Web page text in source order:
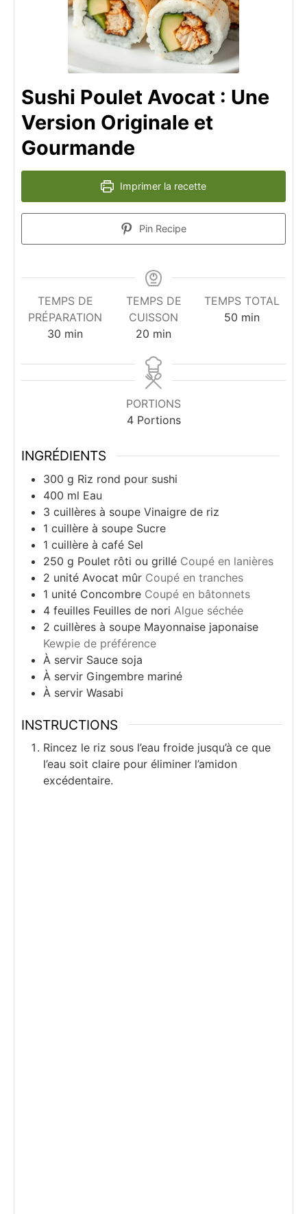
Sushi Poulet Avocat : Une
Version Originale et
Gourmande
Imprimer la recette
Pin Recipe
TEMPS DE
PRÉPARATION
30 minutes
min
TEMPS DE
CUISSON
20 minutes
min
TEMPS TOTAL
50minutes
min
PORTIONS
4 Portions
INGRÉDIENTS
300 g Riz rond pour sushi
400 ml Eau
3 cuillères à soupe Vinaigre de riz
1 cuillère à soupe Sucre
1 cuillère à café Sel
250 g Poulet rôti ou grillé Coupé en lanières
2 unité Avocat mûr Coupé en tranches
1 unité Concombre Coupé en bâtonnets
4 feuilles Feuilles de nori Algue séchée
2 cuillères à soupe Mayonnaise japonaise
Kewpie de préférence
À servir Sauce soja
À servir Gingembre mariné
À servir Wasabi
INSTRUCTIONS
Rincez le riz sous l’eau froide jusqu’à ce que
l’eau soit claire pour éliminer l’amidon
excédentaire.